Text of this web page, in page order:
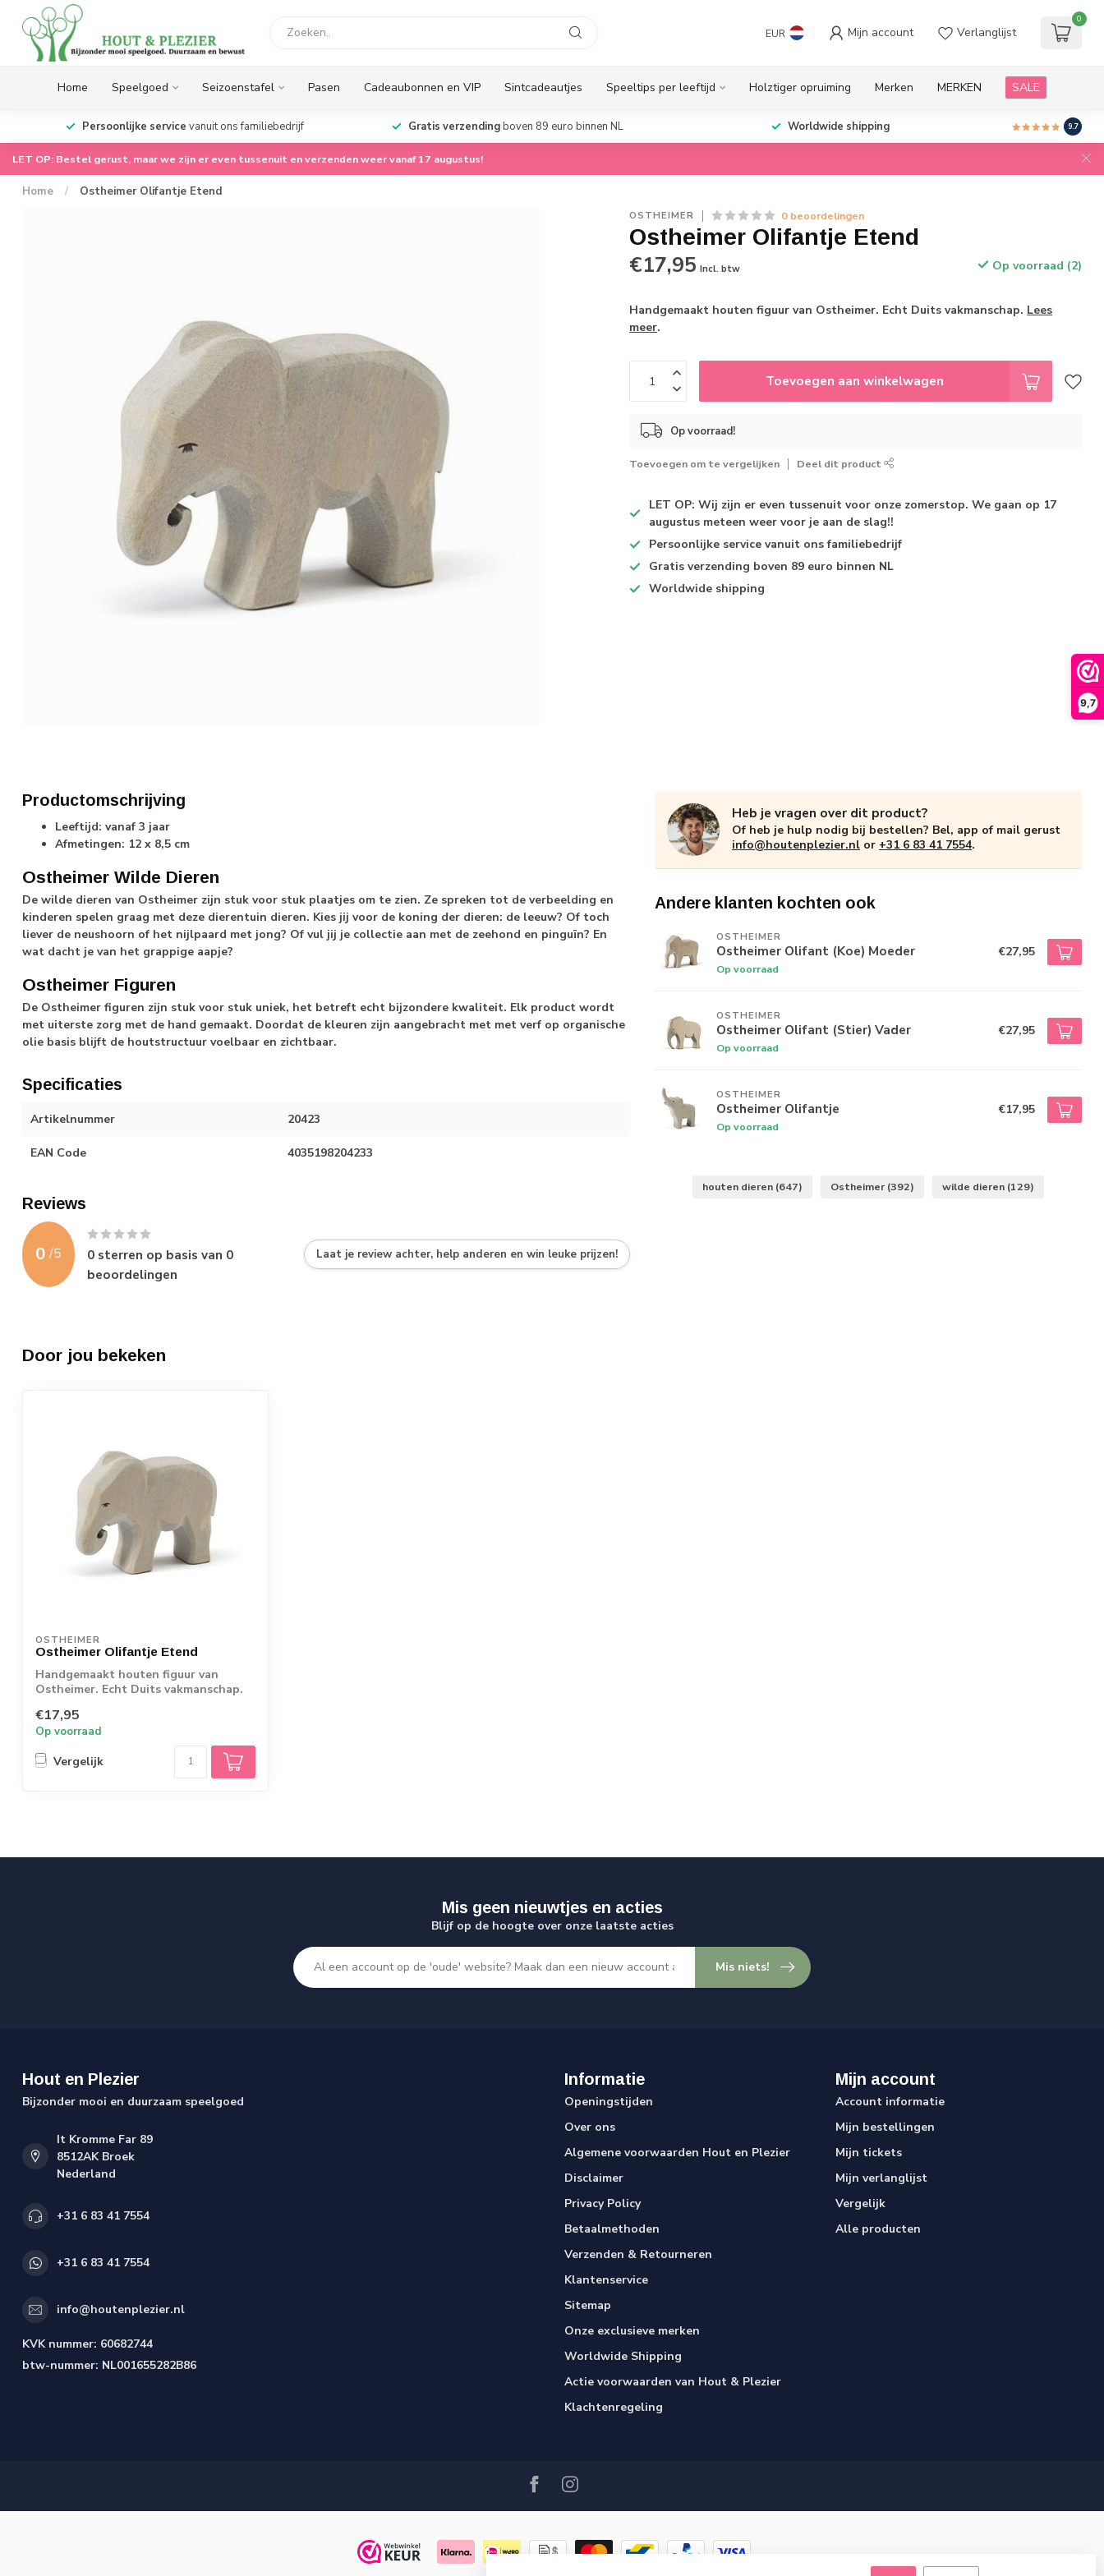
9,7
EUR Mijn account Verlanglijst
0
Home Speelgoed Seizoenstafel Pasen Cadeaubonnen en VIP Sintcadeautjes Speeltips per leeftijd Holztiger opruiming Merken MERKEN SALE
Persoonlijke service vanuit ons familiebedrijf Gratis verzendingboven 89 euro binnen NL Worldwide shipping 9.7
LET OP: Bestel gerust, maar we zijn er even tussenuit en verzenden weer vanaf 17 augustus!
Home / Ostheimer Olifantje Etend
OSTHEIMER 0 beoordelingen
Ostheimer Olifantje Etend
€17,95 Incl. btw Op voorraad (2)
Handgemaakt houten figuur van Ostheimer. Echt Duits vakmanschap. Lees
meer.
Toevoegen aan winkelwagen
Op voorraad!
Toevoegen om te vergelijken Deel dit product
LET OP: Wij zijn er even tussenuit voor onze zomerstop. We gaan op 17
augustus meteen weer voor je aan de slag!!
Persoonlijke service vanuit ons familiebedrijf
Gratis verzending boven 89 euro binnen NL
Worldwide shipping
Productomschrijving
Leeftijd: vanaf 3 jaar
Afmetingen: 12 x 8,5 cm
Ostheimer Wilde Dieren
De wilde dieren van Ostheimer zijn stuk voor stuk plaatjes om te zien. Ze spreken tot de verbeelding en
kinderen spelen graag met deze dierentuin dieren. Kies jij voor de koning der dieren: de leeuw? Of toch
liever de neushoorn of het nijlpaard met jong? Of vul jij je collectie aan met de zeehond en pinguïn? En
wat dacht je van het grappige aapje?
Ostheimer Figuren
De Ostheimer figuren zijn stuk voor stuk uniek, het betreft echt bijzondere kwaliteit. Elk product wordt
met uiterste zorg met de hand gemaakt. Doordat de kleuren zijn aangebracht met met verf op organische
olie basis blijft de houtstructuur voelbaar en zichtbaar.
Specificaties
Artikelnummer 20423
EAN Code 4035198204233
Reviews
0 /5 0 sterren op basis van 0
beoordelingen
Laat je review achter, help anderen en win leuke prijzen!
Heb je vragen over dit product?
Of heb je hulp nodig bij bestellen? Bel, app of mail gerust
info@houtenplezier.nl or +31 6 83 41 7554.
Andere klanten kochten ook
OSTHEIMER
Ostheimer Olifant (Koe) Moeder
Op voorraad
€27,95
OSTHEIMER
Ostheimer Olifant (Stier) Vader
Op voorraad
€27,95
OSTHEIMER
Ostheimer Olifantje
Op voorraad
€17,95
houten dieren (647) Ostheimer (392) wilde dieren (129)
Door jou bekeken
OSTHEIMER
Ostheimer Olifantje Etend
Handgemaakt houten figuur van
Ostheimer. Echt Duits vakmanschap.
€17,95
Op voorraad
Vergelijk
Mis geen nieuwtjes en acties
Blijf op de hoogte over onze laatste acties
Mis niets!
Hout en Plezier
Bijzonder mooi en duurzaam speelgoed
It Kromme Far 89
8512AK Broek
Nederland
+31 6 83 41 7554
+31 6 83 41 7554
info@houtenplezier.nl
KVK nummer: 60682744
btw-nummer: NL001655282B86
Informatie
Openingstijden
Over ons
Algemene voorwaarden Hout en Plezier
Disclaimer
Privacy Policy
Betaalmethoden
Verzenden & Retourneren
Klantenservice
Sitemap
Onze exclusieve merken
Worldwide Shipping
Actie voorwaarden van Hout & Plezier
Klachtenregeling
Mijn account
Account informatie
Mijn bestellingen
Mijn tickets
Mijn verlanglijst
Vergelijk
Alle producten